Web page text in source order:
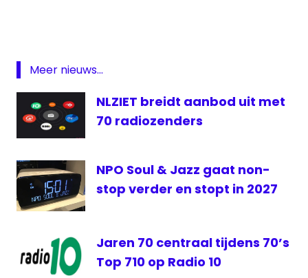
1 Hits
Radio
Radio
verkiezingen
Meer nieuws...
NLZIET breidt aanbod uit met
70 radiozenders
NPO Soul & Jazz gaat non-
stop verder en stopt in 2027
Jaren 70 centraal tijdens 70’s
Top 710 op Radio 10